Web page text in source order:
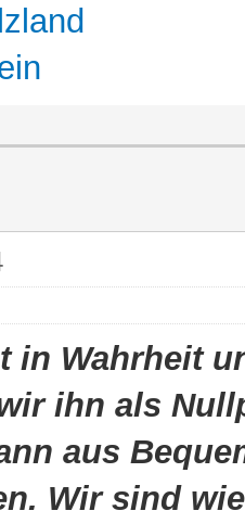
in Wahrheit
ihn als
aus
Wir sind